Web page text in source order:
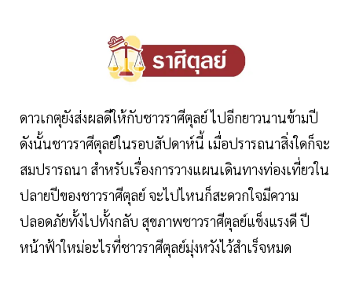
ดาวเกตุยังส่งผลดีให้กับชาวราศีตุลย์ ไปอีกยาวนานข้ามปี
ดังนั้นชาวราศีตุลย์ในรอบสัปดาห์นี้ เมื่อปรารถนาสิ่งใดก็จะ
สมปรารถนา สำหรับเรื่องการวางแผนเดินทางท่องเที่ยวใน
ปลายปีของชาวราศีตุลย์ จะไปไหนก็สะดวกใจมีความ
ปลอดภัยทั้งไปทั้งกลับ สุขภาพชาวราศีตุลย์แข็งแรงดี ปี
หน้าฟ้าใหม่อะไรที่ชาวราศีตุลย์มุ่งหวังไว้สำเร็จหมด